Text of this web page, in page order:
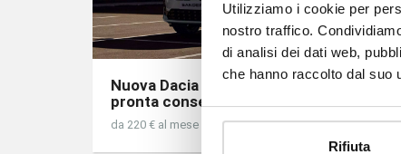
Utilizziamo i cookie per
nostro traffico.
di analisi dei dati web,
che hanno raccolto dal suo
Rifiuta
Nuova Dacia Sandero Streetway in
pronta consegna
da 220 € al mese con TASSO ZERO